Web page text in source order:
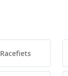
Racefiets